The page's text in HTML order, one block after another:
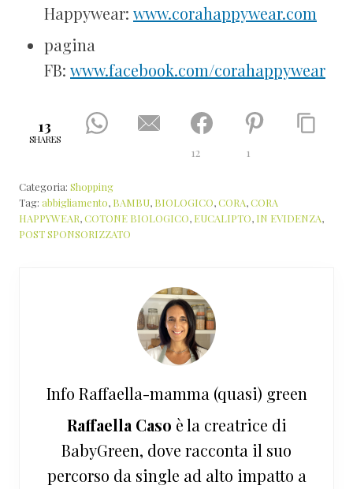
Happywear: www.corahappywear.com
pagina
FB: www.facebook.com/corahappywear
13
SHARES
12 1
Categoria: Shopping
Tag: abbigliamento, BAMBU, BIOLOGICO,CORA,CORA
HAPPYWEAR,COTONE BIOLOGICO, EUCALIPTO, IN EVIDENZA,
POST SPONSORIZZATO
Info Raffaella-mamma (quasi) green
Raffaella Caso è la creatrice di
BabyGreen, dove racconta il suo
percorso da single ad alto impatto a